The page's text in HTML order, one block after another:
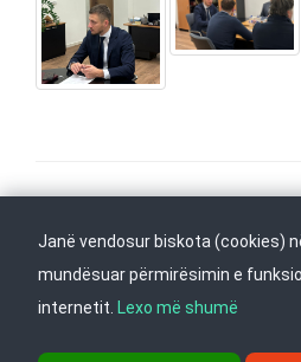
Kthehu në fillim
rr. Dame Gruev 14, Garazha në kate
Janë vendosur biskota (cookies)
mundësuar përmirësimin e
internetit. Lexo më shumë